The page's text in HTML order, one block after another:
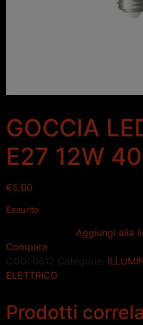
GOCCIA
E27 12W
€5.00
Esaurito
Aggiungi alla
Compara
COD: 0612 Categorie:
ELETTRICO
Prodotti